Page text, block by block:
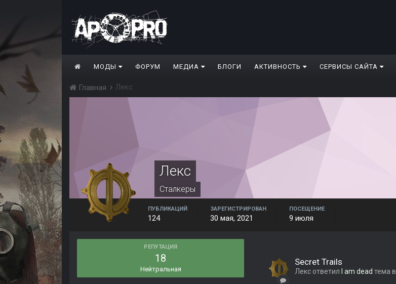
МОДЫ ФОРУМ МЕДИА БЛОГИ АКТИВНОСТЬ СЕРВИСЫ САЙТА
Главная Лекс
Лекс
Сталкеры
ПУБЛИКАЦИЙ
124
ЗАРЕГИСТРИРОВАН
30 мая, 2021
ПОСЕЩЕНИЕ
9 июля
РЕПУТАЦИЯ
18
Нейтральная
Secret Trails
Лекс ответил I am dead тема в